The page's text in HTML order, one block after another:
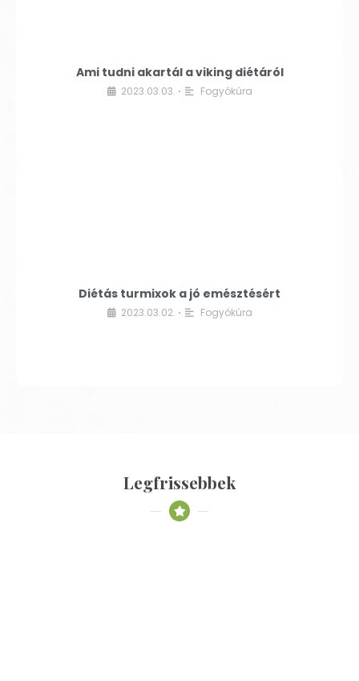
Ami tudni akartál a viking diétáról
2023.03.03. • Fogyókúra
Diétás turmixok a jó emésztésért
2023.03.02. • Fogyókúra
Legfrissebbek